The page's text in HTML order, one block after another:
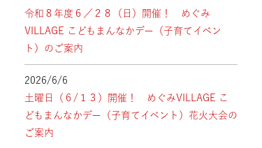
令和８年度６／２８（日）開催！ めぐみ
VILLAGE こどもまんなかデー（子育てイベン
ト）のご案内
2026/6/6
土曜日（６/１３）開催！ めぐみVILLAGE こ
どもまんなかデー（子育てイベント）花火大会の
ご案内